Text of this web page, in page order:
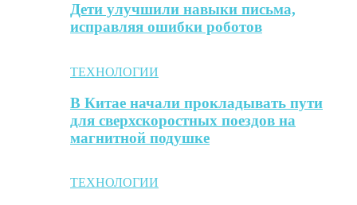
Дети улучшили навыки письма,
исправляя ошибки роботов
ТЕХНОЛОГИИ
В Китае начали прокладывать пути
для сверхскоростных поездов на
магнитной подушке
ТЕХНОЛОГИИ